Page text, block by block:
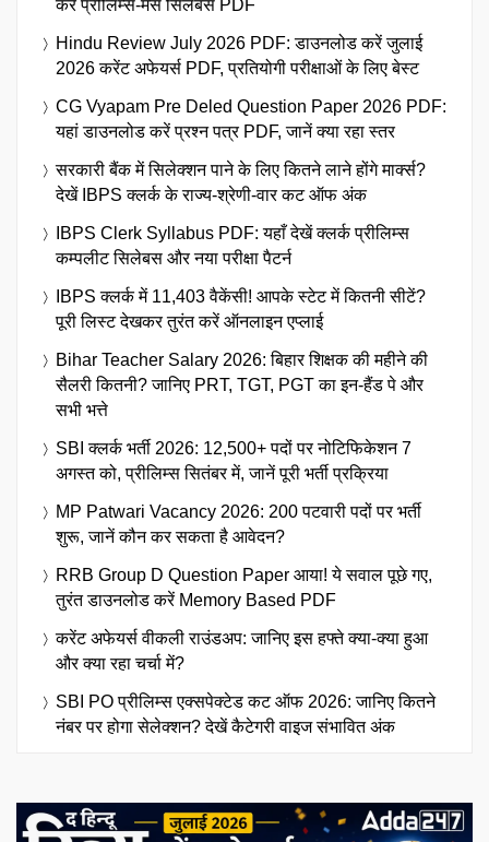
करें प्रीलिम्स-मेंस सिलेबस PDF
Hindu Review July 2026 PDF: डाउनलोड करें जुलाई
2026 करेंट अफेयर्स PDF, प्रतियोगी परीक्षाओं के लिए बेस्ट
CG Vyapam Pre Deled Question Paper 2026 PDF:
यहां डाउनलोड करें प्रश्न पत्र PDF, जानें क्या रहा स्तर
सरकारी बैंक में सिलेक्शन पाने के लिए कितने लाने होंगे मार्क्स?
देखें IBPS क्लर्क के राज्य-श्रेणी-वार कट ऑफ अंक
IBPS Clerk Syllabus PDF: यहाँ देखें क्लर्क प्रीलिम्स
कम्पलीट सिलेबस और नया परीक्षा पैटर्न
IBPS क्लर्क में 11,403 वैकेंसी! आपके स्टेट में कितनी सीटें?
पूरी लिस्ट देखकर तुरंत करें ऑनलाइन एप्लाई
Bihar Teacher Salary 2026: बिहार शिक्षक की महीने की
सैलरी कितनी? जानिए PRT, TGT, PGT का इन-हैंड पे और
सभी भत्ते
SBI क्लर्क भर्ती 2026: 12,500+ पदों पर नोटिफिकेशन 7
अगस्त को, प्रीलिम्स सितंबर में, जानें पूरी भर्ती प्रक्रिया
MP Patwari Vacancy 2026: 200 पटवारी पदों पर भर्ती
शुरू, जानें कौन कर सकता है आवेदन?
RRB Group D Question Paper आया! ये सवाल पूछे गए,
तुरंत डाउनलोड करें Memory Based PDF
करेंट अफेयर्स वीकली राउंडअप: जानिए इस हफ्ते क्या-क्या हुआ
और क्या रहा चर्चा में?
SBI PO प्रीलिम्स एक्सपेक्टेड कट ऑफ 2026: जानिए कितने
नंबर पर होगा सेलेक्शन? देखें कैटेगरी वाइज संभावित अंक